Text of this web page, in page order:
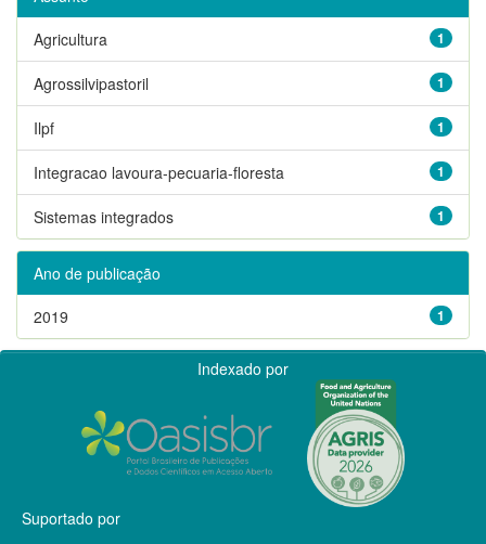
1
Agricultura
1
Agrossilvipastoril
1
Ilpf
1
Integracao lavoura-pecuaria-floresta
1
Sistemas integrados
Ano de publicação
1
2019
Indexado por
Suportado por